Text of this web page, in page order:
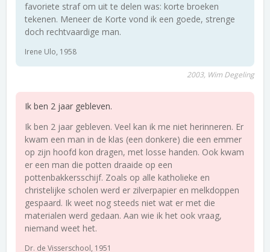
favoriete straf om uit te delen was: korte broeken
tekenen. Meneer de Korte vond ik een goede, strenge
doch rechtvaardige man.
Irene Ulo, 1958
2003, Wim Degeling
Ik ben 2 jaar gebleven.
Ik ben 2 jaar gebleven. Veel kan ik me niet herinneren. Er
kwam een man in de klas (een donkere) die een emmer
op zijn hoofd kon dragen, met losse handen. Ook kwam
er een man die potten draaide op een
pottenbakkersschijf. Zoals op alle katholieke en
christelijke scholen werd er zilverpapier en melkdoppen
gespaard. Ik weet nog steeds niet wat er met die
materialen werd gedaan. Aan wie ik het ook vraag,
niemand weet het.
Dr. de Visserschool, 1951